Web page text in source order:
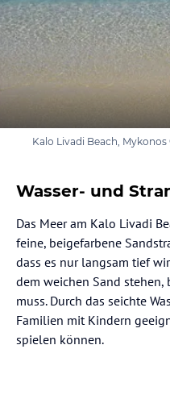
Kalo Livadi Beach,
Wasser- und
Das Meer am Kalo Livadi
feine, beigefarbene
dass es nur langsam tief
dem weichen Sand stehen,
muss. Durch das seichte
Familien mit Kindern
spielen können.